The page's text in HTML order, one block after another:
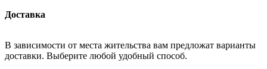
Доставка
В зависимости от места жительства вам предложат варианты
доставки. Выберите любой удобный способ.